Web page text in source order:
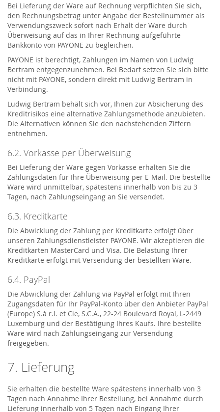
Bei Lieferung der Ware auf Rechnung verpflichten Sie sich,
den Rechnungsbetrag unter Angabe der Bestellnummer als
Verwendungszweck sofort nach Erhalt der Ware durch
Überweisung auf das in Ihrer Rechnung aufgeführte
Bankkonto von PAYONE zu begleichen.
PAYONE ist berechtigt, Zahlungen im Namen von Ludwig
Bertram entgegenzunehmen. Bei Bedarf setzen Sie sich bitte
nicht mit PAYONE, sondern direkt mit Ludwig Bertram in
Verbindung.
Ludwig Bertram behält sich vor, Ihnen zur Absicherung des
Kreditrisikos eine alternative Zahlungsmethode anzubieten.
Die Alternativen können Sie den nachstehenden Ziffern
entnehmen.
6.2. Vorkasse per Überweisung
Bei Lieferung der Ware gegen Vorkasse erhalten Sie die
Zahlungsdaten für Ihre Überweisung per E-Mail. Die bestellte
Ware wird unmittelbar, spätestens innerhalb von bis zu 3
Tagen, nach Zahlungseingang an Sie versendet.
6.3. Kreditkarte
Die Abwicklung der Zahlung per Kreditkarte erfolgt über
unseren Zahlungsdienstleister PAYONE. Wir akzeptieren die
Kreditkarten MasterCard und Visa. Die Belastung Ihrer
Kreditkarte erfolgt mit Versendung der bestellten Ware.
6.4. PayPal
Die Abwicklung der Zahlung via PayPal erfolgt mit Ihren
Zugangsdaten für Ihr PayPal-Konto über den Anbieter PayPal
(Europe) S.à r.l. et Cie, S.C.A., 22-24 Boulevard Royal, L-2449
Luxemburg und der Bestätigung Ihres Kaufs. Ihre bestellte
Ware wird nach Zahlungseingang zur Versendung
freigegeben.
7. Lieferung
Sie erhalten die bestellte Ware spätestens innerhalb von 3
Tagen nach Annahme Ihrer Bestellung, bei Annahme durch
Lieferung innerhalb von 5 Tagen nach Eingang Ihrer